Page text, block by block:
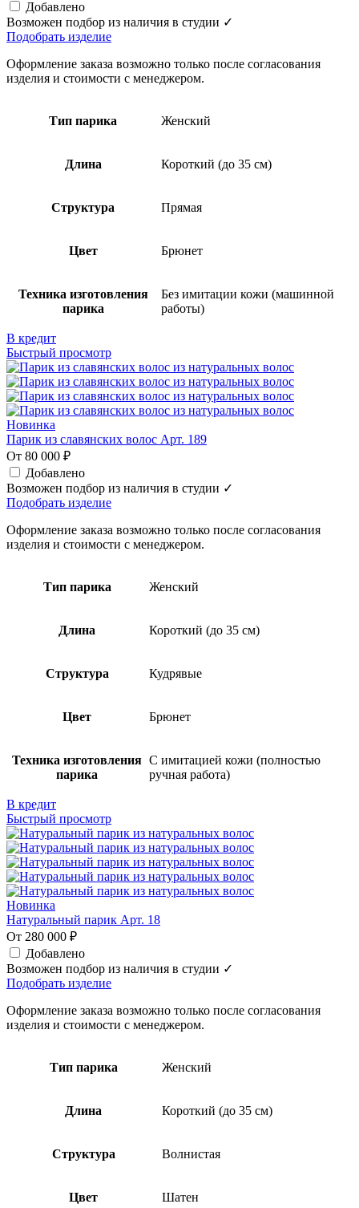
Добавлено
Возможен подбор из наличия в студии ✓
Подобрать изделие
Оформление заказа возможно только после согласования
изделия и стоимости с менеджером.
Тип парика Женский
Длина Короткий (до 35 см)
Структура Прямая
Цвет Брюнет
Техника изготовления
парика
Без имитации кожи (машинной
работы)
В кредит
Быстрый просмотр
Новинка
Парик из славянских волос Арт. 189
От 80 000 ₽
Добавлено
Возможен подбор из наличия в студии ✓
Подобрать изделие
Оформление заказа возможно только после согласования
изделия и стоимости с менеджером.
Тип парика Женский
Длина Короткий (до 35 см)
Структура Кудрявые
Цвет Брюнет
Техника изготовления
парика
С имитацией кожи (полностью
ручная работа)
В кредит
Быстрый просмотр
Новинка
Натуральный парик Арт. 18
От 280 000 ₽
Добавлено
Возможен подбор из наличия в студии ✓
Подобрать изделие
Оформление заказа возможно только после согласования
изделия и стоимости с менеджером.
Тип парика Женский
Длина Короткий (до 35 см)
Структура Волнистая
Цвет Шатен